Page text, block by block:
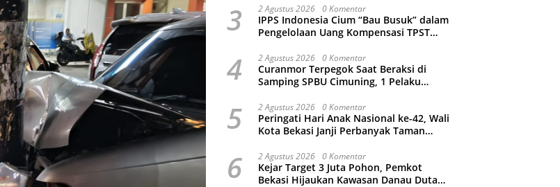
3 2 Agustus 2026 0 Komentar
IPPS Indonesia Cium “Bau Busuk” dalam
Pengelolaan Uang Kompensasi TPST
4 2 Agustus 2026 0 Komentar
Curanmor Terpegok Saat Beraksi di
Samping SPBU Cimuning, 1 Pelaku
5 2 Agustus 2026 0 Komentar
Peringati Hari Anak Nasional ke-42, Wali
Kota Bekasi Janji Perbanyak Taman
6 2 Agustus 2026 0 Komentar
Kejar Target 3 Juta Pohon, Pemkot
Bekasi Hijaukan Kawasan Danau Duta